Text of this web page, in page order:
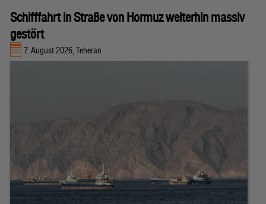
Schifffahrt in Straße von Hormuz weiterhin massiv
gestört
7. August 2026, Teheran